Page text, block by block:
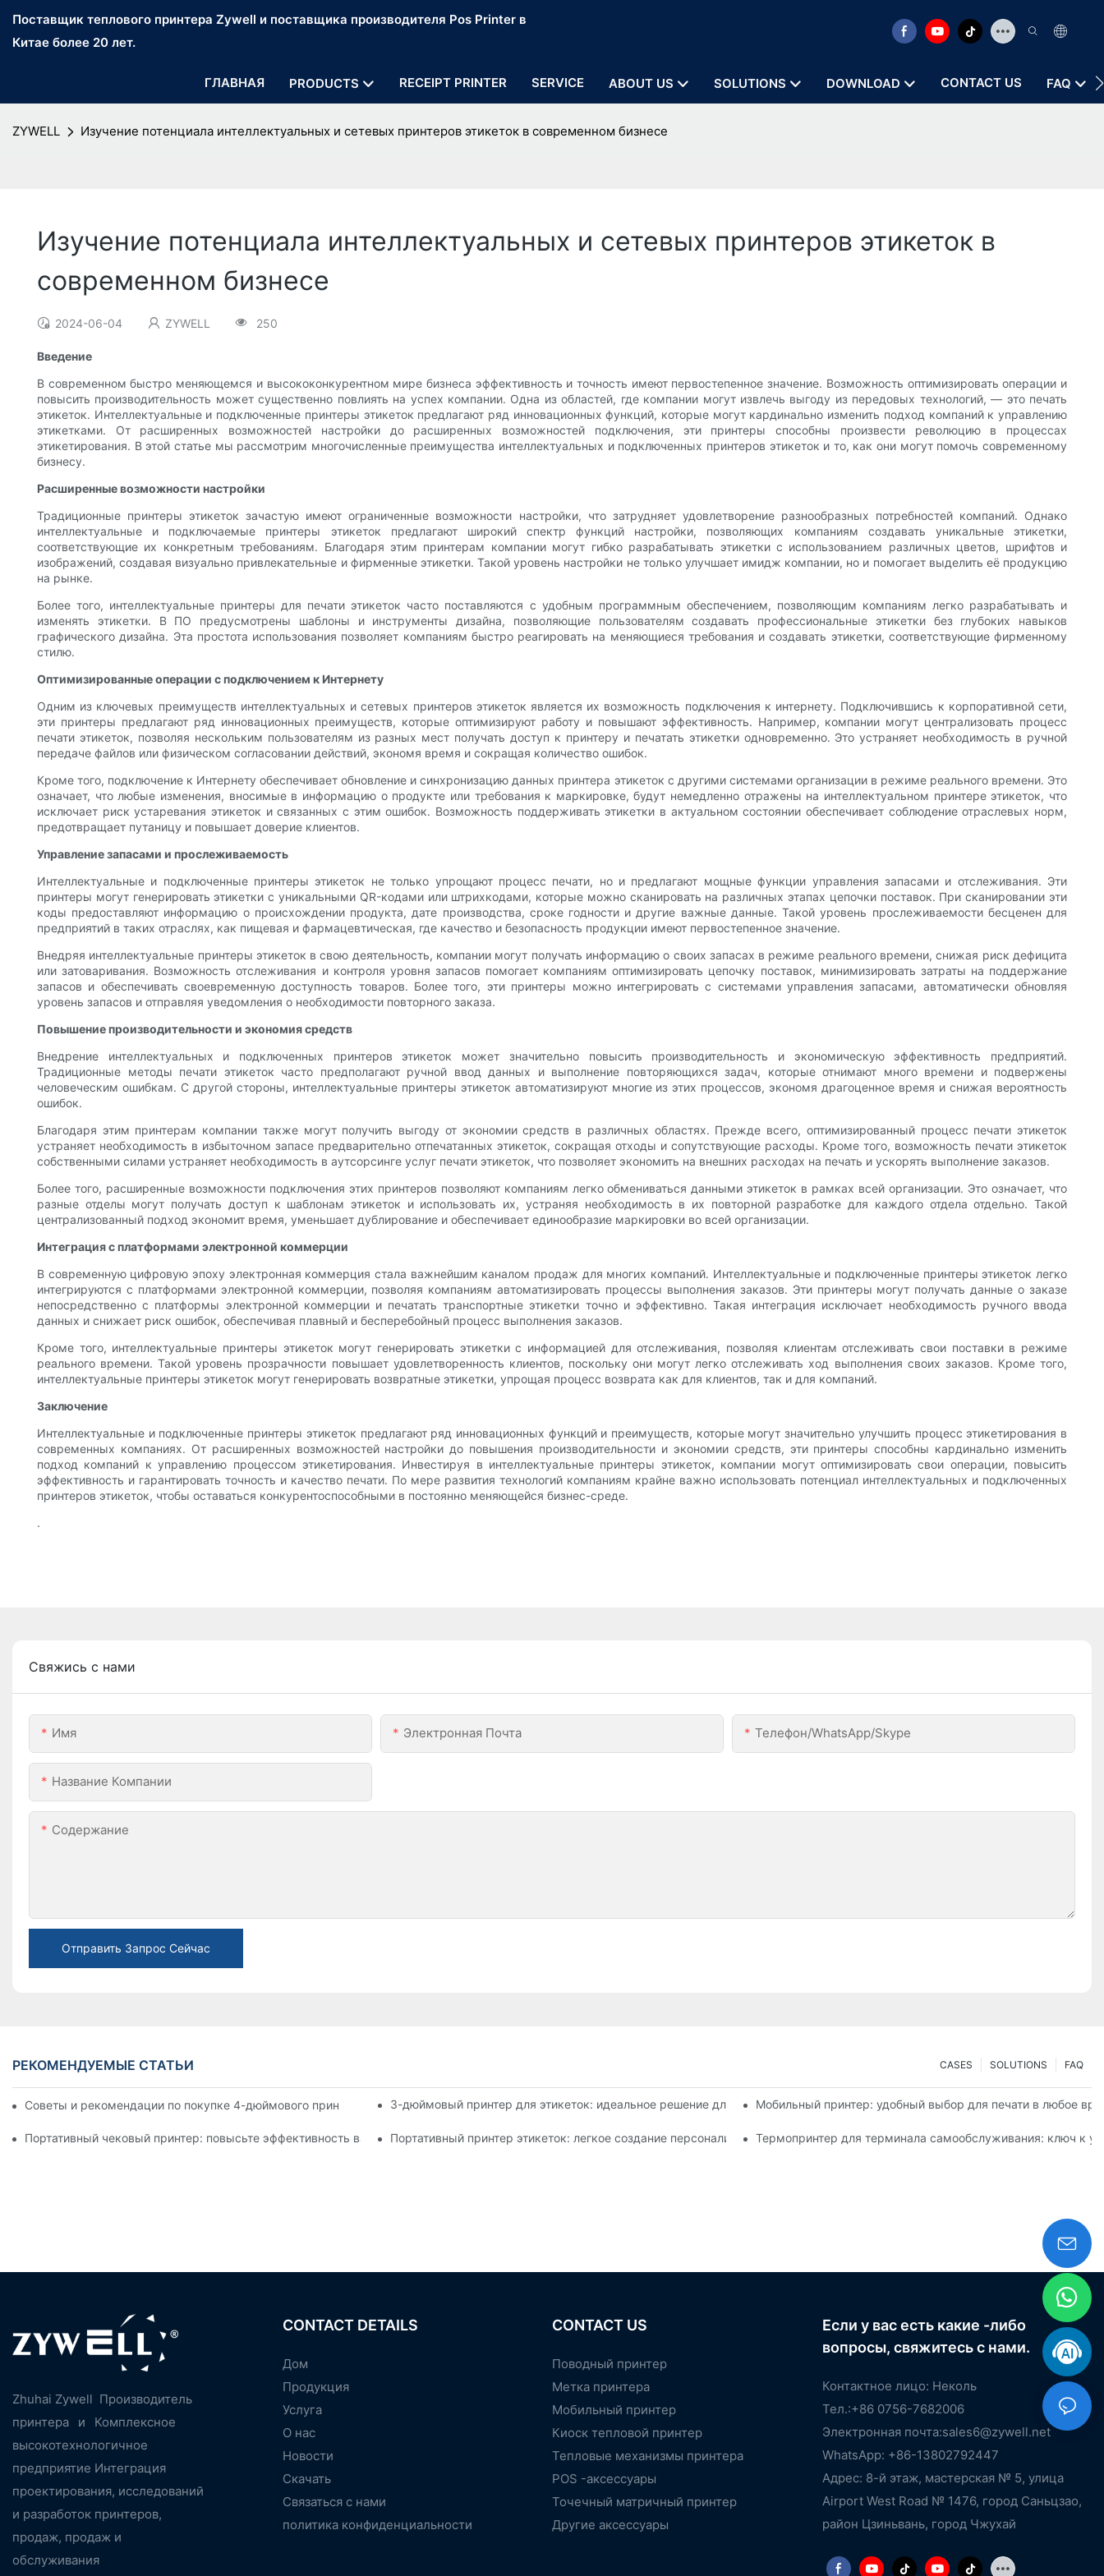
Поставщик теплового принтера Zywell и поставщика производителя Pos Printer в
Китае более 20 лет.
ГЛАВНАЯ PRODUCTS RECEIPT PRINTER SERVICE ABOUT US SOLUTIONS DOWNLOAD CONTACT US FAQ
ZYWELL Изучение потенциала интеллектуальных и сетевых принтеров этикеток в современном бизнесе
Изучение потенциала интеллектуальных и сетевых принтеров этикеток в
современном бизнесе
2024-06-04 ZYWELL 250
Введение
В современном быстро меняющемся и высококонкурентном мире бизнеса эффективность и точность имеют первостепенное значение. Возможность оптимизировать операции и
повысить производительность может существенно повлиять на успех компании. Одна из областей, где компании могут извлечь выгоду из передовых технологий, — это печать
этикеток. Интеллектуальные и подключенные принтеры этикеток предлагают ряд инновационных функций, которые могут кардинально изменить подход компаний к управлению
этикетками. От расширенных возможностей настройки до расширенных возможностей подключения, эти принтеры способны произвести революцию в процессах
этикетирования. В этой статье мы рассмотрим многочисленные преимущества интеллектуальных и подключенных принтеров этикеток и то, как они могут помочь современному
бизнесу.
Расширенные возможности настройки
Традиционные принтеры этикеток зачастую имеют ограниченные возможности настройки, что затрудняет удовлетворение разнообразных потребностей компаний. Однако
интеллектуальные и подключаемые принтеры этикеток предлагают широкий спектр функций настройки, позволяющих компаниям создавать уникальные этикетки,
соответствующие их конкретным требованиям. Благодаря этим принтерам компании могут гибко разрабатывать этикетки с использованием различных цветов, шрифтов и
изображений, создавая визуально привлекательные и фирменные этикетки. Такой уровень настройки не только улучшает имидж компании, но и помогает выделить её продукцию
на рынке.
Более того, интеллектуальные принтеры для печати этикеток часто поставляются с удобным программным обеспечением, позволяющим компаниям легко разрабатывать и
изменять этикетки. В ПО предусмотрены шаблоны и инструменты дизайна, позволяющие пользователям создавать профессиональные этикетки без глубоких навыков
графического дизайна. Эта простота использования позволяет компаниям быстро реагировать на меняющиеся требования и создавать этикетки, соответствующие фирменному
стилю.
Оптимизированные операции с подключением к Интернету
Одним из ключевых преимуществ интеллектуальных и сетевых принтеров этикеток является их возможность подключения к интернету. Подключившись к корпоративной сети,
эти принтеры предлагают ряд инновационных преимуществ, которые оптимизируют работу и повышают эффективность. Например, компании могут централизовать процесс
печати этикеток, позволяя нескольким пользователям из разных мест получать доступ к принтеру и печатать этикетки одновременно. Это устраняет необходимость в ручной
передаче файлов или физическом согласовании действий, экономя время и сокращая количество ошибок.
Кроме того, подключение к Интернету обеспечивает обновление и синхронизацию данных принтера этикеток с другими системами организации в режиме реального времени. Это
означает, что любые изменения, вносимые в информацию о продукте или требования к маркировке, будут немедленно отражены на интеллектуальном принтере этикеток, что
исключает риск устаревания этикеток и связанных с этим ошибок. Возможность поддерживать этикетки в актуальном состоянии обеспечивает соблюдение отраслевых норм,
предотвращает путаницу и повышает доверие клиентов.
Управление запасами и прослеживаемость
Интеллектуальные и подключенные принтеры этикеток не только упрощают процесс печати, но и предлагают мощные функции управления запасами и отслеживания. Эти
принтеры могут генерировать этикетки с уникальными QR-кодами или штрихкодами, которые можно сканировать на различных этапах цепочки поставок. При сканировании эти
коды предоставляют информацию о происхождении продукта, дате производства, сроке годности и другие важные данные. Такой уровень прослеживаемости бесценен для
предприятий в таких отраслях, как пищевая и фармацевтическая, где качество и безопасность продукции имеют первостепенное значение.
Внедряя интеллектуальные принтеры этикеток в свою деятельность, компании могут получать информацию о своих запасах в режиме реального времени, снижая риск дефицита
или затоваривания. Возможность отслеживания и контроля уровня запасов помогает компаниям оптимизировать цепочку поставок, минимизировать затраты на поддержание
запасов и обеспечивать своевременную доступность товаров. Более того, эти принтеры можно интегрировать с системами управления запасами, автоматически обновляя
уровень запасов и отправляя уведомления о необходимости повторного заказа.
Повышение производительности и экономия средств
Внедрение интеллектуальных и подключенных принтеров этикеток может значительно повысить производительность и экономическую эффективность предприятий.
Традиционные методы печати этикеток часто предполагают ручной ввод данных и выполнение повторяющихся задач, которые отнимают много времени и подвержены
человеческим ошибкам. С другой стороны, интеллектуальные принтеры этикеток автоматизируют многие из этих процессов, экономя драгоценное время и снижая вероятность
ошибок.
Благодаря этим принтерам компании также могут получить выгоду от экономии средств в различных областях. Прежде всего, оптимизированный процесс печати этикеток
устраняет необходимость в избыточном запасе предварительно отпечатанных этикеток, сокращая отходы и сопутствующие расходы. Кроме того, возможность печати этикеток
собственными силами устраняет необходимость в аутсорсинге услуг печати этикеток, что позволяет экономить на внешних расходах на печать и ускорять выполнение заказов.
Более того, расширенные возможности подключения этих принтеров позволяют компаниям легко обмениваться данными этикеток в рамках всей организации. Это означает, что
разные отделы могут получать доступ к шаблонам этикеток и использовать их, устраняя необходимость в их повторной разработке для каждого отдела отдельно. Такой
централизованный подход экономит время, уменьшает дублирование и обеспечивает единообразие маркировки во всей организации.
Интеграция с платформами электронной коммерции
В современную цифровую эпоху электронная коммерция стала важнейшим каналом продаж для многих компаний. Интеллектуальные и подключенные принтеры этикеток легко
интегрируются с платформами электронной коммерции, позволяя компаниям автоматизировать процессы выполнения заказов. Эти принтеры могут получать данные о заказе
непосредственно с платформы электронной коммерции и печатать транспортные этикетки точно и эффективно. Такая интеграция исключает необходимость ручного ввода
данных и снижает риск ошибок, обеспечивая плавный и бесперебойный процесс выполнения заказов.
Кроме того, интеллектуальные принтеры этикеток могут генерировать этикетки с информацией для отслеживания, позволяя клиентам отслеживать свои поставки в режиме
реального времени. Такой уровень прозрачности повышает удовлетворенность клиентов, поскольку они могут легко отслеживать ход выполнения своих заказов. Кроме того,
интеллектуальные принтеры этикеток могут генерировать возвратные этикетки, упрощая процесс возврата как для клиентов, так и для компаний.
Заключение
Интеллектуальные и подключенные принтеры этикеток предлагают ряд инновационных функций и преимуществ, которые могут значительно улучшить процесс этикетирования в
современных компаниях. От расширенных возможностей настройки до повышения производительности и экономии средств, эти принтеры способны кардинально изменить
подход компаний к управлению процессом этикетирования. Инвестируя в интеллектуальные принтеры этикеток, компании могут оптимизировать свои операции, повысить
эффективность и гарантировать точность и качество печати. ​​По мере развития технологий компаниям крайне важно использовать потенциал интеллектуальных и подключенных
принтеров этикеток, чтобы оставаться конкурентоспособными в постоянно меняющейся бизнес-среде.
.
Свяжись с нами
Имя Электронная Почта Телефон/WhatsApp/Skype
Название Компании
Содержание
Отправить Запрос Сейчас
РЕКОМЕНДУЕМЫЕ СТАТЬИ FAQ
SOLUTIONS
CASES
Советы и рекомендации по покупке 4-дюймового принтера для этикеток, которые вам нужно знать в 2025 году3-дюймовый принтер для этикеток: идеальное решение для небольших объемов печати этикеток
Мобильный принтер: удобный выбор для печати в любое
Портативный чековый принтер: повысьте эффективность вашего малого бизнесаПортативный принтер этикеток: легкое создание персонализированных этикетокТермопринтер для терминала самообслуживания: ключ к
Zhuhai Zywell Производитель
принтера
и
Комплексное
высокотехнологичное
предприятие Интеграция
проектирования, исследований
и разработок принтеров,
продаж, продаж и
обслуживания
CONTACT DETAILS
Дом
Продукция
Услуга
О нас
Новости
Скачать
Связаться с нами
политика конфиденциальности
CONTACT US
Поводный принтер
Метка принтера
Мобильный принтер
Киоск тепловой принтер
Тепловые механизмы принтера
POS -аксессуары
Точечный матричный принтер
Другие аксессуары
Если у вас есть какие -либо
вопросы, свяжитесь с нами.
Контактное лицо: Неколь
Тел.:+86 0756-7682006
Электронная почта:sales6@zywell.net
WhatsApp: +86-13802792447
Адрес: 8-й этаж, мастерская № 5, улица
Airport West Road № 1476, город Саньцзао,
район Цзиньвань, город Чжухай